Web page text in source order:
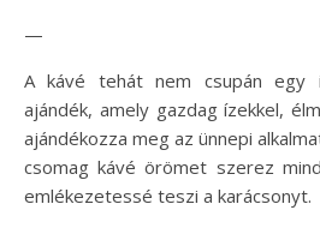
—
A kávé tehát nem csupán egy
ajándék, amely gazdag ízekkel,
ajándékozza meg az ünnepi
csomag kávé örömet szerez
emlékezetessé teszi a karácsonyt.